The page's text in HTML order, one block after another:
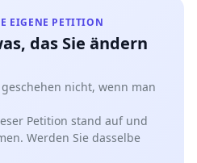
EIGENE PETITION
das Sie ändern
nicht, wenn man
Petition stand auf und
Werden Sie dasselbe